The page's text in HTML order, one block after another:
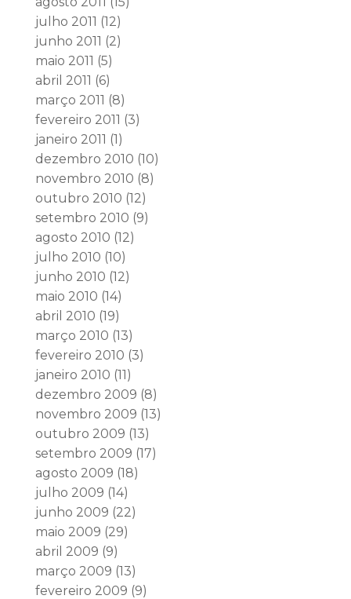
julho 2011 (12)
junho 2011 (2)
maio 2011 (5)
abril 2011 (6)
março 2011 (8)
fevereiro 2011 (3)
janeiro 2011 (1)
dezembro 2010 (10)
novembro 2010 (8)
outubro 2010 (12)
setembro 2010 (9)
agosto 2010 (12)
julho 2010 (10)
junho 2010 (12)
maio 2010 (14)
abril 2010 (19)
março 2010 (13)
fevereiro 2010 (3)
janeiro 2010 (11)
dezembro 2009 (8)
novembro 2009 (13)
outubro 2009 (13)
setembro 2009 (17)
agosto 2009 (18)
julho 2009 (14)
junho 2009 (22)
maio 2009 (29)
abril 2009 (9)
março 2009 (13)
fevereiro 2009 (9)